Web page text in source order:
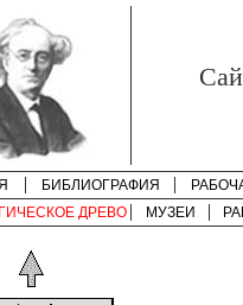
БИБЛИОГРАФИЯ
ДРЕВО
МУЗЕИ